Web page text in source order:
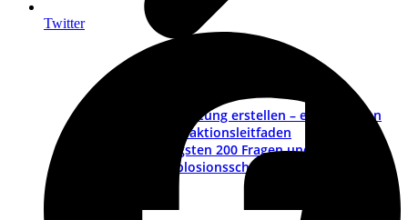
Betriebsanleitung erstellen – ein Leitfaden
Muster-Redaktionsleitfaden
Die wichtigsten 200 Fragen und Antworten
ATEX – Explosionsschutz im Maschinenbau
Twitter